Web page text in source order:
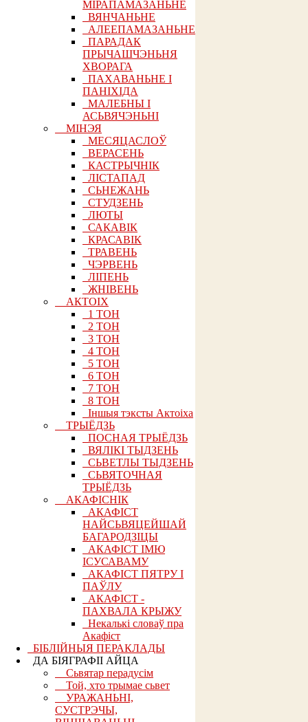
МІРАПАМАЗАНЬНЕ
ВЯНЧАНЬНЕ
АЛЕЕПАМАЗАНЬНЕ
ПАРАДАК
ПРЫЧАШЧЭНЬНЯ
ХВОРАГА
ПАХАВАНЬНЕ І
ПАНІХІДА
МАЛЕБНЫ І
АСЬВЯЧЭНЬНІ
МІНЭЯ
МЕСЯЦАСЛОЎ
ВЕРАСЕНЬ
КАСТРЫЧНІК
ЛІСТАПАД
СЬНЕЖАНЬ
СТУДЗЕНЬ
ЛЮТЫ
САКАВІК
КРАСАВІК
ТРАВЕНЬ
ЧЭРВЕНЬ
ЛІПЕНЬ
ЖНІВЕНЬ
АКТОІХ
1 ТОН
2 ТОН
3 ТОН
4 ТОН
5 ТОН
6 ТОН
7 ТОН
8 ТОН
Іншыя тэксты Актоіха
ТРЫЁДЗЬ
ПОСНАЯ ТРЫЁДЗЬ
ВЯЛІКІ ТЫДЗЕНЬ
СЬВЕТЛЫ ТЫДЗЕНЬ
СЬВЯТОЧНАЯ
ТРЫЁДЗЬ
АКАФІСНІК
АКАФІСТ
НАЙСЬВЯЦЕЙШАЙ
БАГАРОДЗІЦЫ
АКАФІСТ ІМЮ
ІСУСАВАМУ
АКАФІСТ ПЯТРУ І
ПАЎЛУ
АКАФІСТ -
ПАХВАЛА КРЫЖУ
Некалькі словаў пра
Акафіст
БІБЛІЙНЫЯ ПЕРАКЛАДЫ
ДА БІЯГРАФІІ АЙЦА
Сьвятар перадусім
Той, хто трымае сьвет
УРАЖАНЬНІ,
СУСТРЭЧЫ,